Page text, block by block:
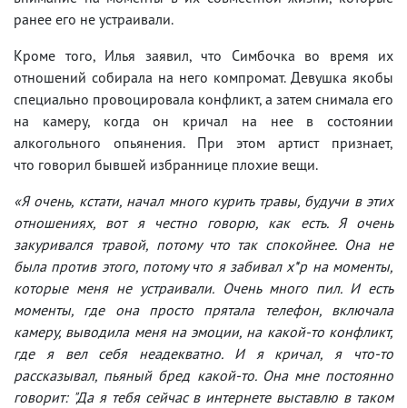
ранее его не устраивали.
Кроме того, Илья заявил, что Симбочка во время их
отношений собирала на него компромат. Девушка якобы
специально провоцировала конфликт, а затем снимала его
на камеру, когда он кричал на нее в состоянии
алкогольного опьянения. При этом артист признает,
что говорил бывшей избраннице плохие вещи.
«Я очень, кстати, начал много курить травы, будучи в этих
отношениях, вот я честно говорю, как есть. Я очень
закуривался травой, потому что так спокойнее. Она не
была против этого, потому что я забивал х*р на моменты,
которые меня не устраивали. Очень много пил. И есть
моменты, где она просто прятала телефон, включала
камеру, выводила меня на эмоции, на какой-то конфликт,
где я вел себя неадекватно. И я кричал, я что-то
рассказывал, пьяный бред какой-то. Она мне постоянно
говорит: "Да я тебя сейчас в интернете выставлю в таком